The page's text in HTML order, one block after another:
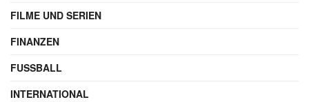
FILME UND SERIEN
FINANZEN
FUSSBALL
INTERNATIONAL